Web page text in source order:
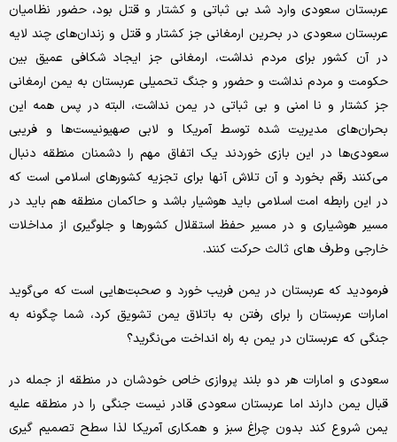
عربستان سعودی وارد شد بی ثباتی و کشتار و قتل بود، حضور نظامیان
عربستان سعودی در بحرین ارمغانی جز کشتار و قتل و زندان‌های چند لایه
در آن کشور برای مردم نداشت، ارمغانی جز ایجاد شکافی عمیق بین
حکومت و مردم نداشت و حضور و جنگ تحمیلی عربستان به یمن ارمغانی
جز کشتار و نا امنی و بی ثباتی در یمن نداشت، البته در پس همه این
بحران‌های مدیریت شده توسط آمریکا و لابی صهیونیست‌ها و فریبی
سعودی‌ها در این بازی خوردند یک اتفاق مهم را دشمنان منطقه دنبال
می‌کنند رقم بخورد و آن تلاش آنها برای تجزیه کشورهای اسلامی است که
در این رابطه امت اسلامی باید هوشیار باشد و حاکمان منطقه هم باید در
مسیر هوشیاری و در مسیر حفظ استقلال کشورها و جلوگیری از مداخلات
خارجی وطرف های ثالث حرکت کنند.
فرمودید که عربستان در یمن فریب خورد و صحبت‌هایی است که می‌گوید
امارات عربستان را برای رفتن به باتلاق یمن تشویق کرد، شما چگونه به
جنگی که عربستان در یمن به راه انداخت می‌نگرید؟
سعودی و امارات هر دو بلند پروازی خاص خودشان در منطقه از جمله در
قبال یمن دارند اما عربستان سعودی قادر نیست جنگی را در منطقه علیه
یمن شروع کند بدون چراغ سبز و همکاری آمریکا لذا سطح تصمیم گیری